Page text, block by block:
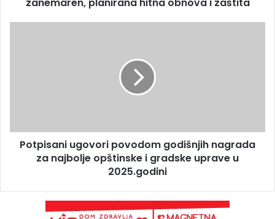
Potpisani ugovori povodom godišnjih nagrada
za najbolje opštinske i gradske uprave u
2025.godini